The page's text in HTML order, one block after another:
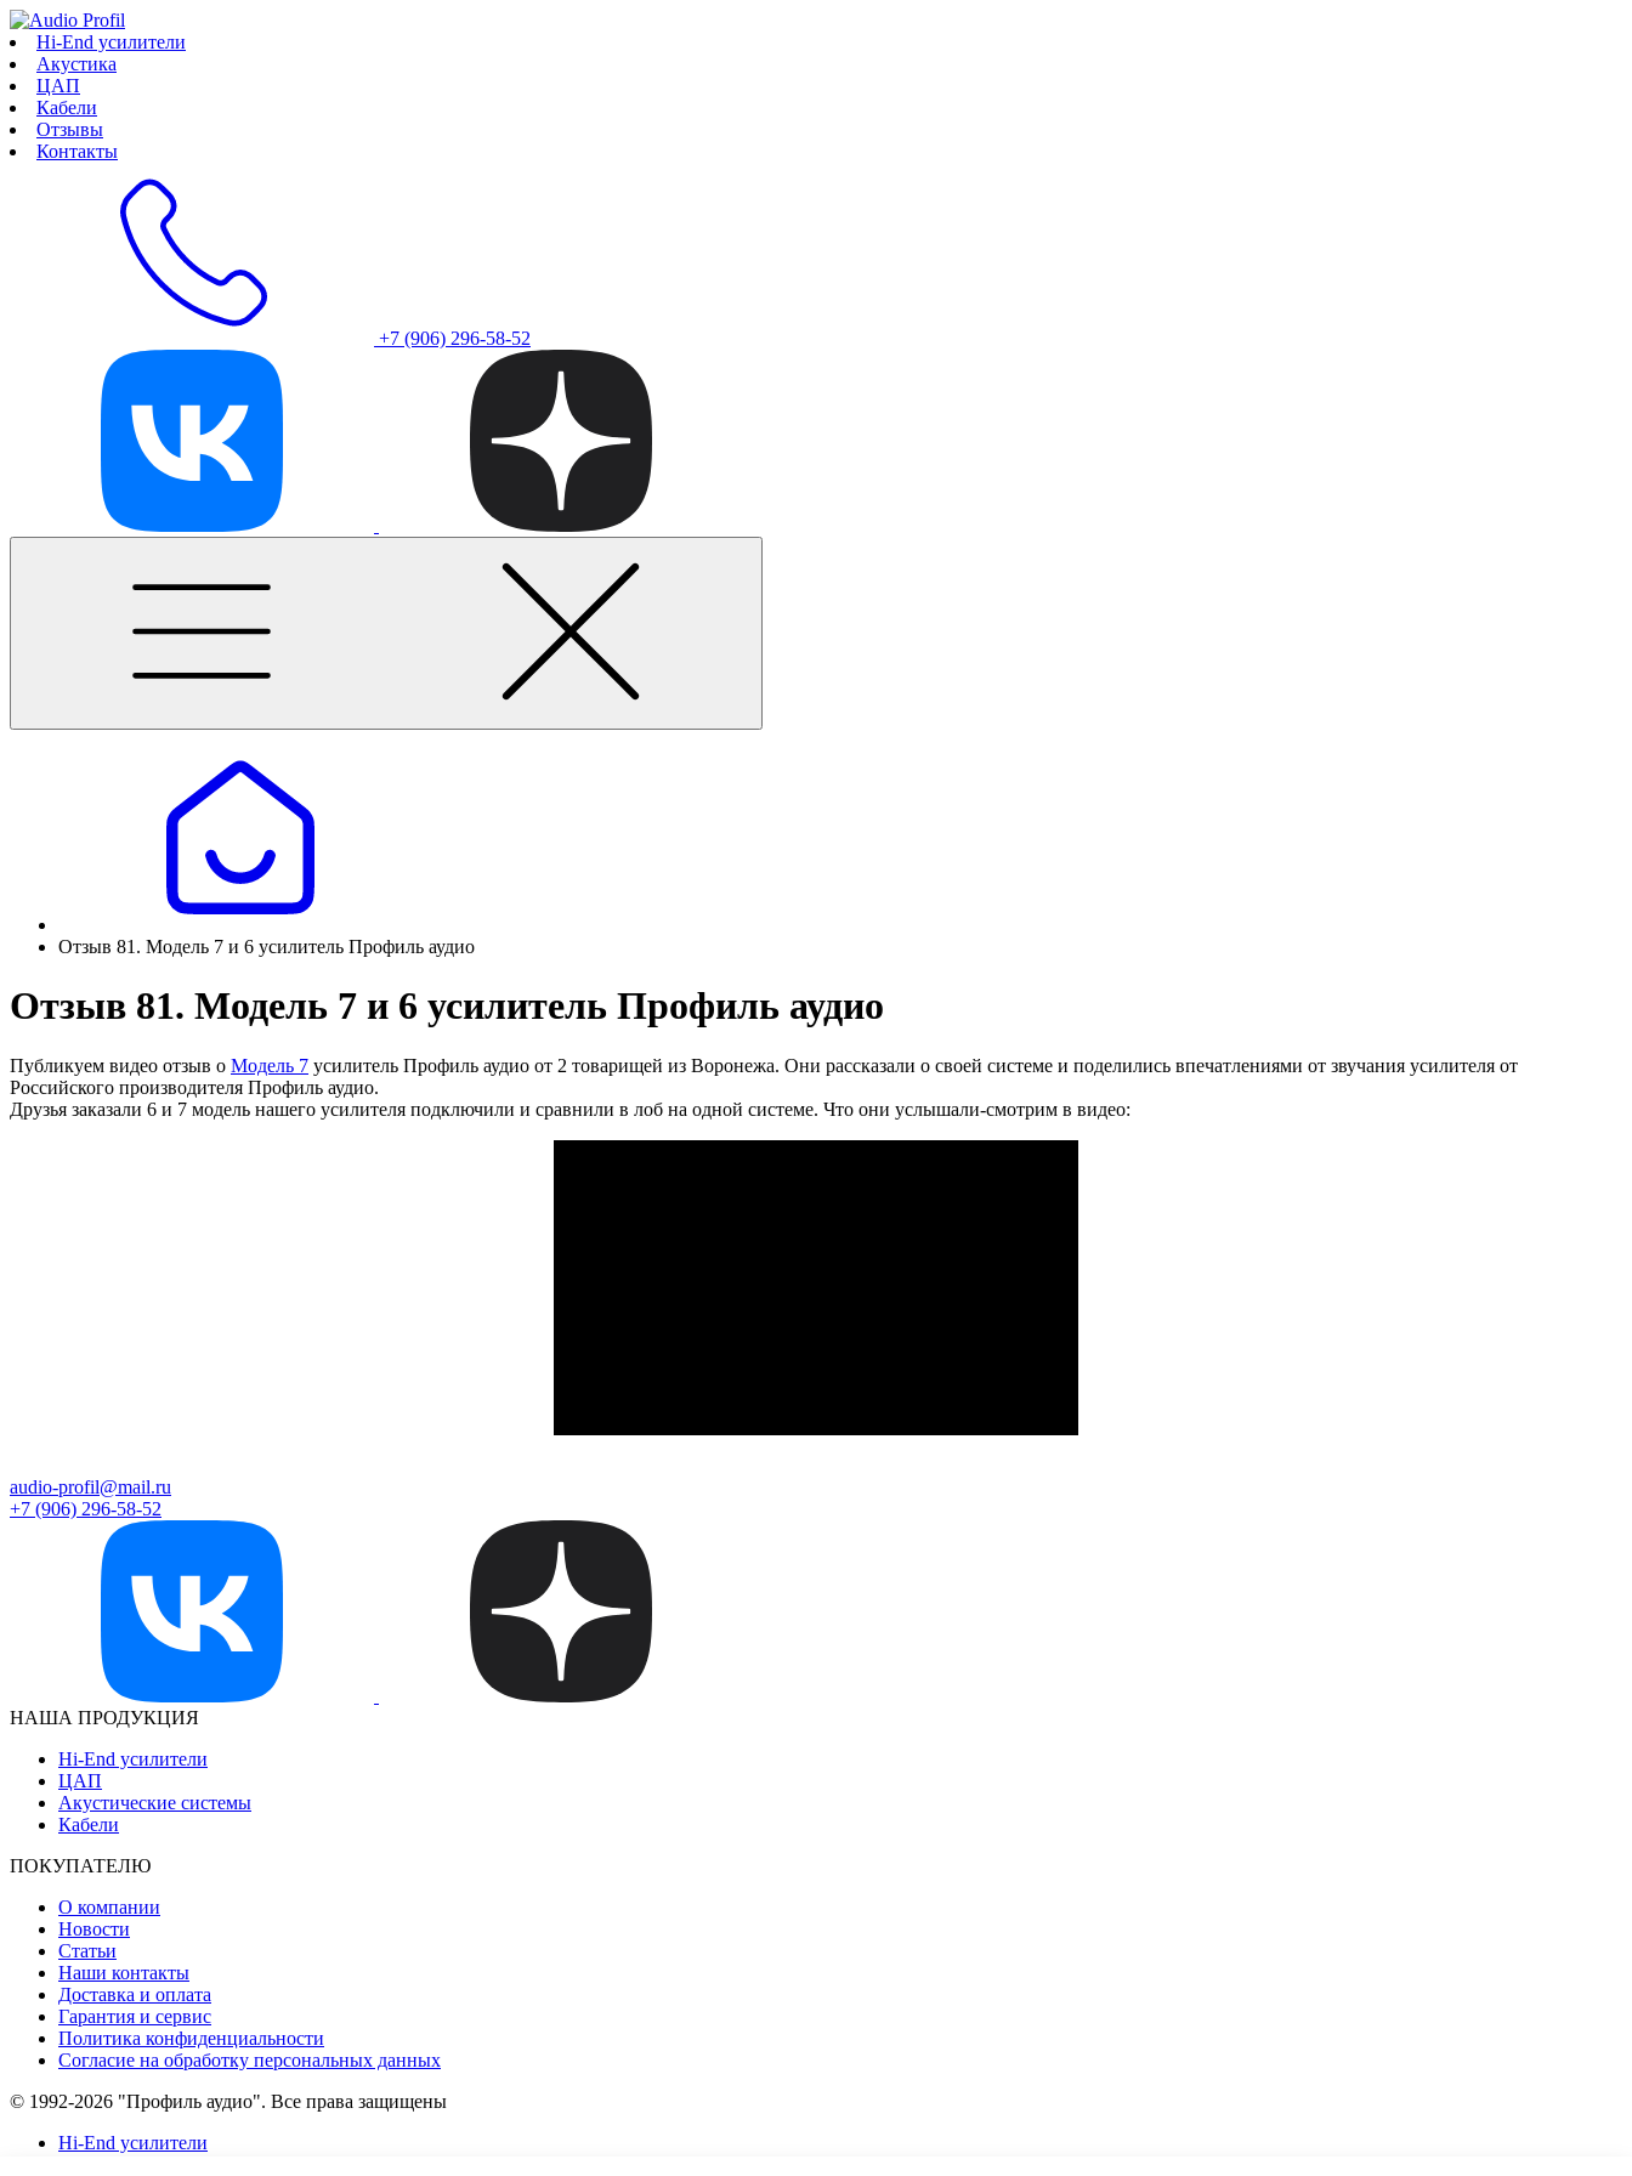
Hi-End усилители
Акустика
ЦАП
Кабели
Отзывы
Контакты
+7 (906) 296-58-52
Отзыв 81. Модель 7 и 6 усилитель Профиль аудио
Отзыв 81. Модель 7 и 6 усилитель Профиль аудио
Публикуем видео отзыв о Модель 7 усилитель Профиль аудио от 2 товарищей из Воронежа. Они рассказали о своей системе и поделились впечатлениями от звучания усилителя от
Российского производителя Профиль аудио.
Друзья заказали 6 и 7 модель нашего усилителя подключили и сравнили в лоб на одной системе. Что они услышали-смотрим в видео:
audio-profil@mail.ru
+7 (906) 296-58-52
НАША ПРОДУКЦИЯ
Hi-End усилители
ЦАП
Акустические системы
Кабели
ПОКУПАТЕЛЮ
О компании
Новости
Статьи
Наши контакты
Доставка и оплата
Гарантия и сервис
Политика конфиденциальности
Согласие на обработку персональных данных
© 1992-2026 "Профиль аудио". Все права защищены
Hi-End усилители